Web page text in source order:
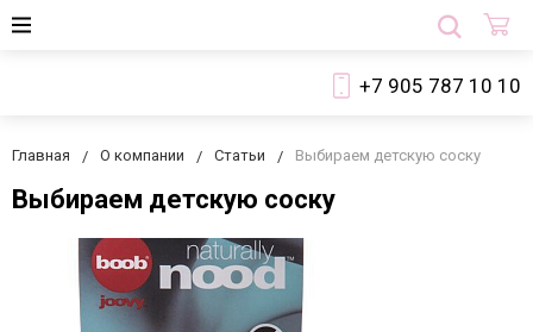
+7 905 787 10 10
Главная О компании Статьи Выбираем детскую соску
Выбираем детскую соску